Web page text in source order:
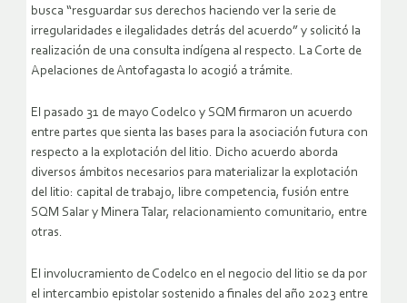
busca “resguardar sus derechos haciendo ver la serie de
irregularidades e ilegalidades detrás del acuerdo” y solicitó la
realización de una consulta indígena al respecto. La Corte de
Apelaciones de Antofagasta lo acogió a trámite.
El pasado 31 de mayo Codelco y SQM firmaron un acuerdo
entre partes que sienta las bases para la asociación futura con
respecto a la explotación del litio. Dicho acuerdo aborda
diversos ámbitos necesarios para materializar la explotación
del litio: capital de trabajo, libre competencia, fusión entre
SQM Salar y Minera Talar, relacionamiento comunitario, entre
otras.
El involucramiento de Codelco en el negocio del litio se da por
el intercambio epistolar sostenido a finales del año 2023 entre